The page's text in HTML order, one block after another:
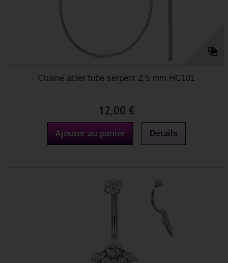
Chaine acier tube serpent 2,5 mm HC101
12,00 €
Ajouter au panier Détails